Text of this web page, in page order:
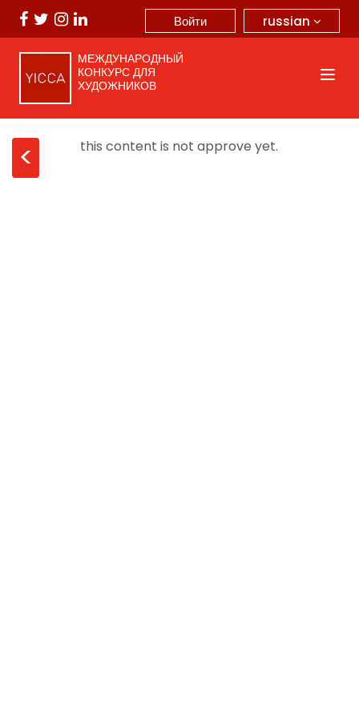
russian
Войти
МЕЖДУНАРОДНЫЙ
КОНКУРС ДЛЯ
ХУДОЖНИКОВ
< this content is not approve yet.